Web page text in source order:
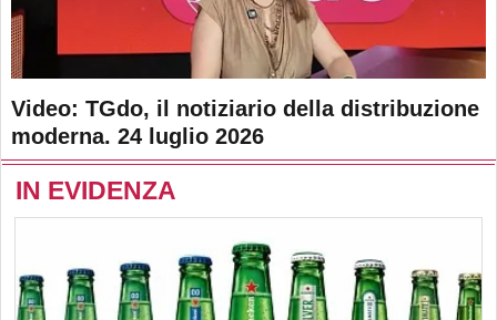
Video: TGdo, il notiziario della distribuzione
moderna. 24 luglio 2026
IN EVIDENZA